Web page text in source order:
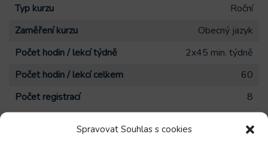
Spravovat Souhlas s cookies
Typ kurzu
Roční
Zaměření kurzu
Obecný jazyk
Počet hodin / lekcí týdně
2x45 min. týdně
Počet hodin / lekcí celkem
60
Počet registrací
8